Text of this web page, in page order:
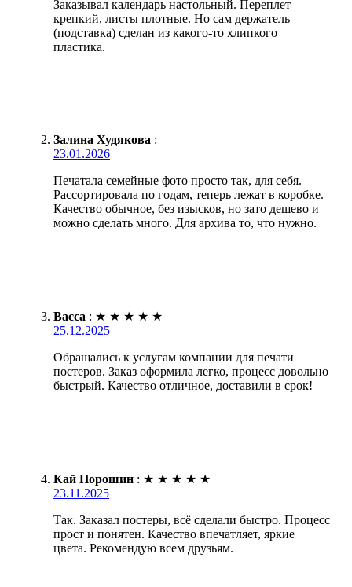
Заказывал календарь настольный. Переплет
крепкий, листы плотные. Но сам держатель
(подставка) сделан из какого-то хлипкого
пластика.
Залина Худякова :
23.01.2026
Печатала семейные фото просто так, для себя.
Рассортировала по годам, теперь лежат в коробке.
Качество обычное, без изысков, но зато дешево и
можно сделать много. Для архива то, что нужно.
Васса : ★ ★ ★ ★ ★
25.12.2025
Обращались к услугам компании для печати
постеров. Заказ оформила легко, процесс довольно
быстрый. Качество отличное, доставили в срок!
Кай Порошин : ★ ★ ★ ★ ★
23.11.2025
Так. Заказал постеры, всё сделали быстро. Процесс
прост и понятен. Качество впечатляет, яркие
цвета. Рекомендую всем друзьям.